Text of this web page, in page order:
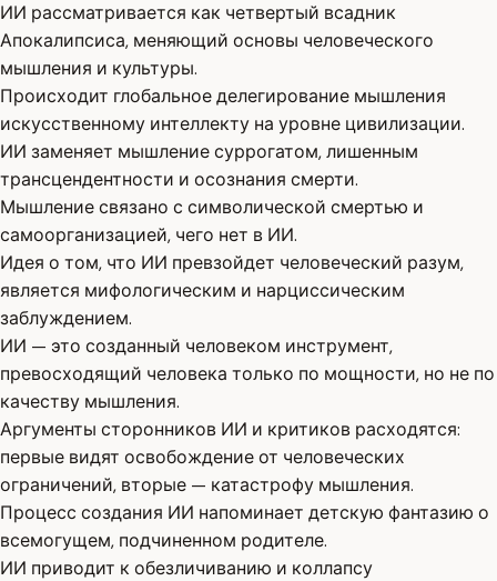
ИИ рассматривается как четвертый всадник
Апокалипсиса, меняющий основы человеческого
мышления и культуры.
Происходит глобальное делегирование мышления
искусственному интеллекту на уровне цивилизации.
ИИ заменяет мышление суррогатом, лишенным
трансцендентности и осознания смерти.
Мышление связано с символической смертью и
самоорганизацией, чего нет в ИИ.
Идея о том, что ИИ превзойдет человеческий разум,
является мифологическим и нарциссическим
заблуждением.
ИИ — это созданный человеком инструмент,
превосходящий человека только по мощности, но не по
качеству мышления.
Аргументы сторонников ИИ и критиков расходятся:
первые видят освобождение от человеческих
ограничений, вторые — катастрофу мышления.
Процесс создания ИИ напоминает детскую фантазию о
всемогущем, подчиненном родителе.
ИИ приводит к обезличиванию и коллапсу